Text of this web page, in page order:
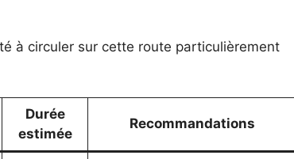
à circuler sur cette route particulièrement
Durée
estimée
Recommandations